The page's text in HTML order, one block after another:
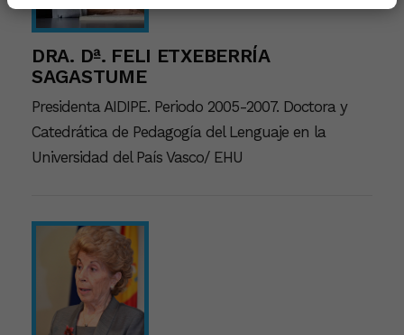
DRA. Dª. FELI ETXEBERRÍA
SAGASTUME
Presidenta AIDIPE. Periodo 2005-2007. Doctora y
Catedrática de Pedagogía del Lenguaje en la
Universidad del País Vasco/ EHU